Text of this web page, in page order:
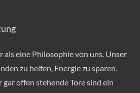
als eine Philosophie von uns. Unser
zu helfen, Energie zu sparen.
offen stehende Tore sind ein